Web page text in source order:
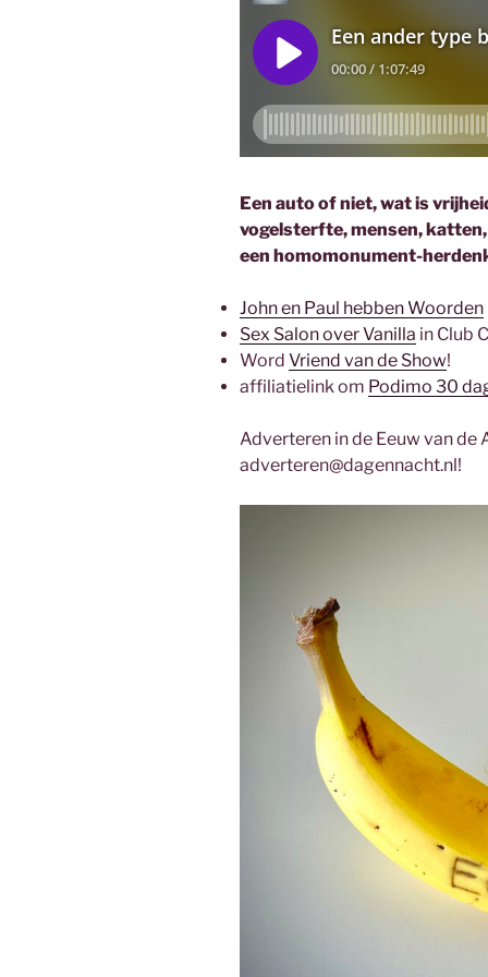
Een auto of niet, wat is
vogelsterfte, mensen, katten,
een homomonument-
John en Paul hebben Woorden
Sex Salon over Vanilla in Club
Word Vriend van de Show!
affiliatielink om Podimo 30
Adverteren in de Eeuw van de
adverteren@dagennacht.nl!